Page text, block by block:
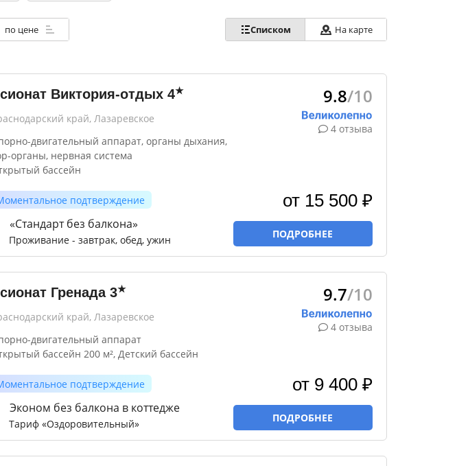
по цене Списком На карте
Виктория-отдых 4★
край, Лазаревское
двигательный аппарат, органы дыхания,
органы, нервная система
бассейн
подтверждение
«Стандарт без балкона»
Проживание - завтрак, обед, ужин
9.8/10
4 отзыва
от 15 500 ₽
ПОДРОБНЕЕ
Гренада 3★
край, Лазаревское
двигательный аппарат
бассейн 200 м², Детский бассейн
подтверждение
Эконом без балкона в коттедже
Тариф «Оздоровительный»
9.7/10
4 отзыва
от 9 400 ₽
ПОДРОБНЕЕ